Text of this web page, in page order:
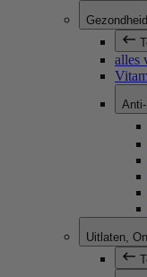
alles
Uitlaten,